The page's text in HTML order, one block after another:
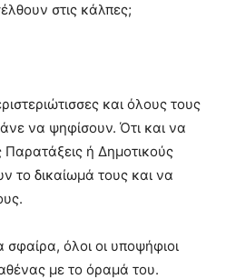
στις κάλπες;
και όλους τους
να ψηφίσουν. Ότι και να
Παρατάξεις ή Δημοτικούς
το δικαίωμά τους και να
σφαίρα, όλοι οι υποψήφιοι
με το όραμά του.